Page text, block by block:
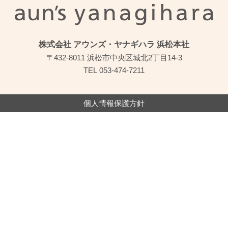
株式会社 アウンズ・ヤナギハラ 浜松本社
〒432-8011 浜松市中央区城北2丁目14-3
TEL 053-474-7211
個人情報保護方針